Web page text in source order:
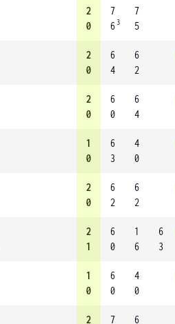
2
0
7
6 3
7
5
2
0
6
4
6
2
2
0
6
0
6
4
1
0
6
3
4
0
2
0
6
2
6
2
2
1
6
0
1
6
6
3
1
0
6
0
4
0
2 7 6